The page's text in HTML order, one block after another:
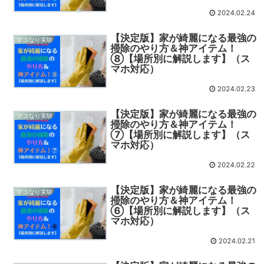
2024.02.24
マコなり実験
【決定版】家が綺麗になる最強の
掃除のやり方＆神アイテム！
⑧【場所別に解説します】（ス
マホ対応）
2024.02.23
マコなり実験
【決定版】家が綺麗になる最強の
掃除のやり方＆神アイテム！
⑦【場所別に解説します】（ス
マホ対応）
2024.02.22
マコなり実験
【決定版】家が綺麗になる最強の
掃除のやり方＆神アイテム！
⑥【場所別に解説します】（ス
マホ対応）
2024.02.21